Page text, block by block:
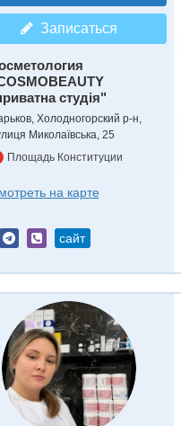
Записаться
студія"
Холодногорский р-н,
Миколаївська, 25
Площадь Конституции
на карте
сайт